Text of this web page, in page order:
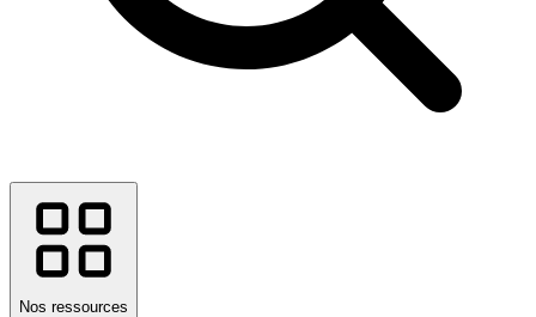
Nos ressources